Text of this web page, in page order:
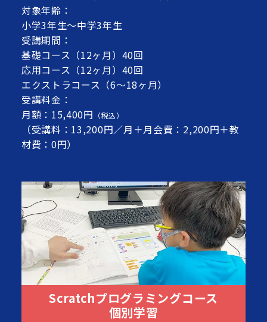
対象年齢：
小学3年生～中学3年生
受講期間：
基礎コース（12ヶ月）40回
応用コース（12ヶ月）40回
エクストラコース（6～18ヶ月）
受講料金：
月額：15,400円 （税込）
（受講料：13,200円／月＋月会費：2,200円＋教
材費：0円）
Scratchプログラミングコース
個別学習